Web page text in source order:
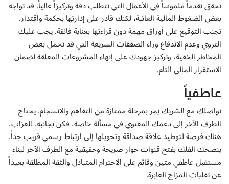
تحقق تقدماً ملموساً في الأعمال التي تتطلب دقة وتركيزاً عالياً. قد تواجه
بعض الضغوط المالية العائبة، لكنك قادر على إدارتها بحكمة واقتدار.
تجنب التوقيع على أوراق مهمة دون قراءتها بعناية فائقة. يجب عليك
التروي وعدم الاندفاع وراء الصفقات السريعة التي قد تحمل بعض
المخاطر الخفية، وتركيز جهودك على إنهاء المشروعات المعلقة لضمان
الاستقرار المالي التام.
عاطفياً
تواصلك مع الشريك يمر بمرحلة ممتازة من التفاهم والانسجام. يحتاج
الطرف الآخر إلى دعمك المعنوي في مسألة خاصة، فكن بجانبه. للعزاب،
هناك فرصة لتوطيد علاقة صداقة وتحويلها إلى ارتباط رسمي قريب جداً.
ينصحك الفلك بفتح قنوات حوار صريحة وحقيقية مع الطرف الآخر لبناء
مستقبل عاطفي متين وقائم على الاحترام المتبادل والثقة المطلقة بعيداً
عن تقلبات المزاج العابرة.